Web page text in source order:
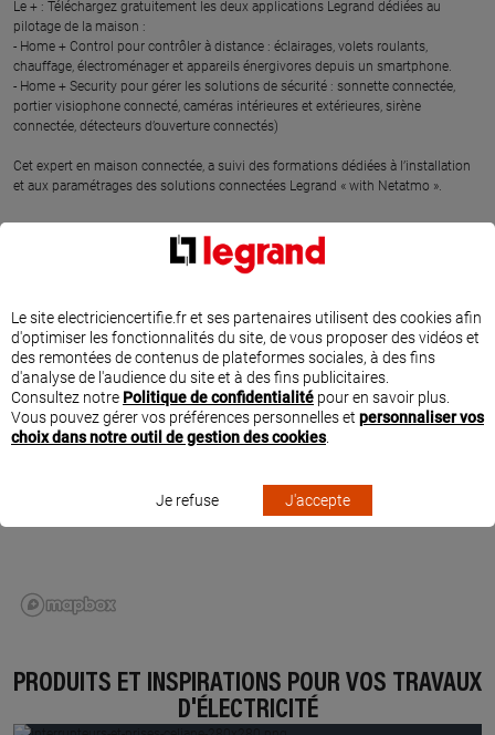
Le + : Téléchargez gratuitement les deux applications Legrand dédiées au
pilotage de la maison :
- Home + Control pour contrôler à distance : éclairages, volets roulants,
chauffage, électroménager et appareils énergivores depuis un smartphone.
- Home + Security pour gérer les solutions de sécurité : sonnette connectée,
portier visiophone connecté, caméras intérieures et extérieures, sirène
connectée, détecteurs d’ouverture connectés)
Cet expert en maison connectée, a suivi des formations dédiées à l’installation
et aux paramétrages des solutions connectées Legrand « with Netatmo ».
SITUER RENOV ELEC 16 À LOUZAC SAINT ANDRE
PRODUITS ET INSPIRATIONS POUR VOS TRAVAUX
D'ÉLECTRICITÉ
Le site electriciencertifie.fr et ses partenaires utilisent des cookies afin
d'optimiser les fonctionnalités du site, de vous proposer des vidéos et
des remontées de contenus de plateformes sociales, à des fins
d'analyse de l'audience du site et à des fins publicitaires.
Consultez notre Politique de confidentialité pour en savoir plus.
Vous pouvez gérer vos préférences personnelles et personnaliser vos
choix dans notre outil de gestion des cookies.
Je refuse J'accepte